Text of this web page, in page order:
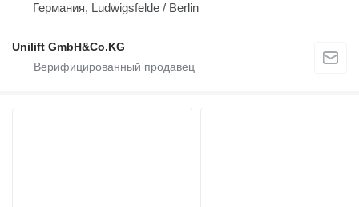
Германия, Ludwigsfelde / Berlin
Unilift GmbH&Co.KG